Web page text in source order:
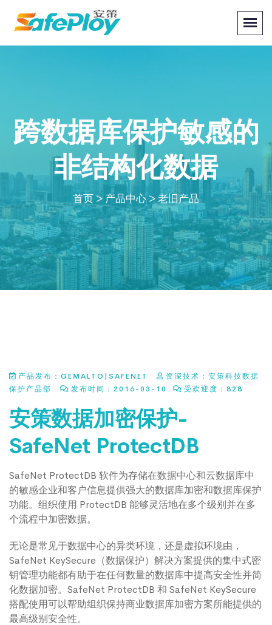
跨数据库保护敏感的
非结构化数据
首页 >产品中心>老旧产品
产品发布：GEMALTO|SAFENET 资深技术： 安策科技数据
保护产品部
发布时间：2016-03-10 受欢迎度： 828
安策数据加密保护-
SafeNet ProtectDB
SafeNet ProtectDB 软件为存储在数据中心和云数据库中
的敏感企业和客户信息提供强大的数据库加密和数据库保护
功能。组织使用 ProtectDB 能够灵活地在多个级别并在多
个流程中加密数据。
无论是常见于数据中心的异类环境，还是虚拟环境由，
SafeNet KeySecure （数据保护）解决方案提供的集中式密
钥管理功能都有助于在任何数量的数据库中提高安全性并简
化数据加密。SafeNet ProtectDB 和 SafeNet KeySecure
搭配使用可以帮助组织保持商业数据库加密方案所能提供的
最高级别安全性。